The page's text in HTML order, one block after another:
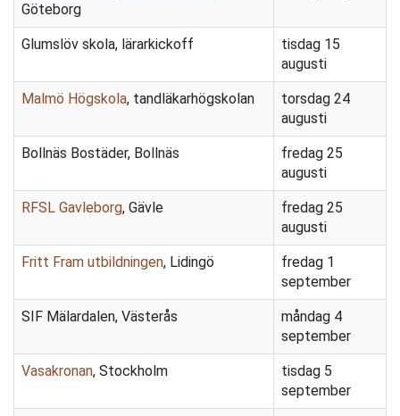
Göteborg
Glumslöv skola, lärarkickoff
tisdag 15
augusti
Malmö Högskola, tandläkarhögskolan
torsdag 24
augusti
Bollnäs Bostäder, Bollnäs
fredag 25
augusti
RFSL Gavleborg, Gävle
fredag 25
augusti
Fritt Fram utbildningen, Lidingö
fredag 1
september
SIF Mälardalen, Västerås
måndag 4
september
Vasakronan, Stockholm
tisdag 5
september